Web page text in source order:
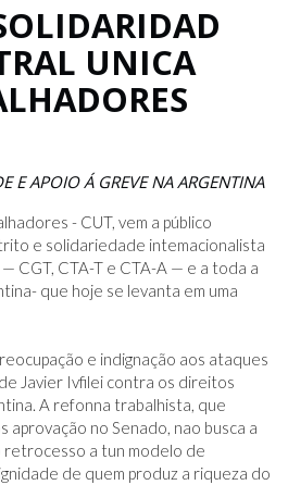
UNICA
E APOIO Á GREVE NA ARGENTINA
- CUT, vem a público
e solidariedade intemacionalista
CGT, CTA-T e CTA-A — e a toda a
que hoje se levanta em uma
e indignação aos ataques
Javier Ivfilei contra os direitos
A refonna trabalhista, que
aprovação no Senado, nao busca a
retrocesso a tun modelo de
de quem produz a riqueza do